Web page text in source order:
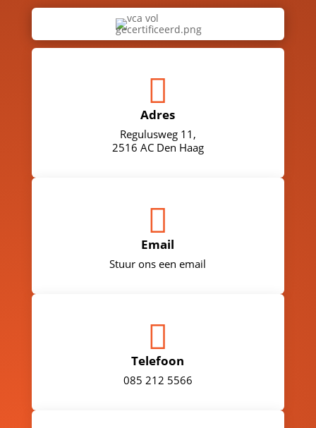

Adres
Regulusweg 11,
2516 AC Den Haag

Email
Stuur ons een email

Telefoon
085 212 5566